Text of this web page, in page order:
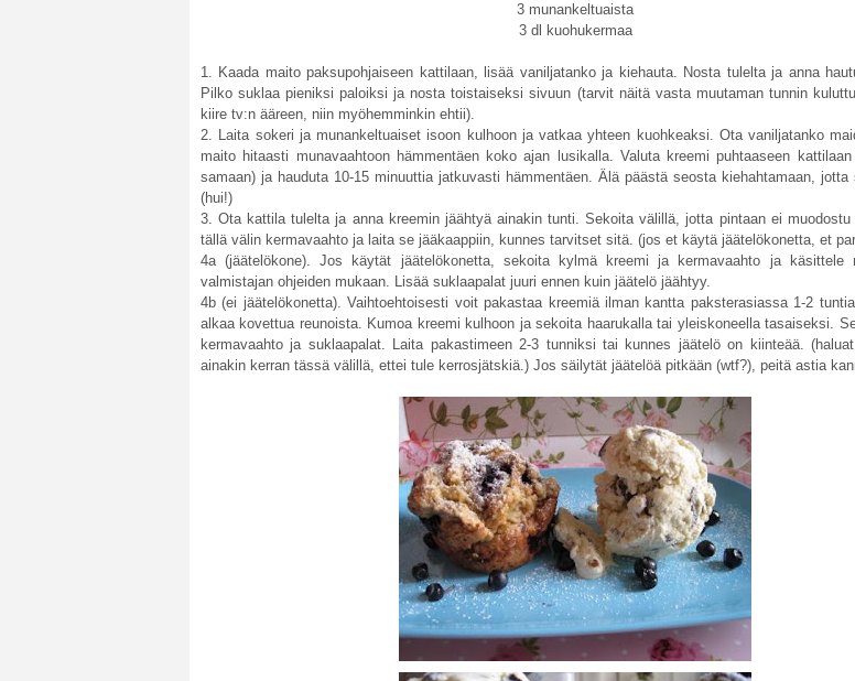
3 munankeltuaista
3 dl kuohukermaa
1. Kaada maito paksupohjaiseen kattilaan, lisää vaniljatanko ja kiehauta. Nosta tulelta ja anna
Pilko suklaa pieniksi paloiksi ja nosta toistaiseksi sivuun (tarvit näitä vasta muutaman tunnin
kiire tv:n ääreen, niin myöhemminkin ehtii).
2. Laita sokeri ja munankeltuaiset isoon kulhoon ja vatkaa yhteen kuohkeaksi. Ota vaniljatanko
maito hitaasti munavaahtoon hämmentäen koko ajan lusikalla. Valuta kreemi puhtaaseen
samaan) ja hauduta 10-15 minuuttia jatkuvasti hämmentäen. Älä päästä seosta kiehahtamaan, jotta
(hui!)
3. Ota kattila tulelta ja anna kreemin jäähtyä ainakin tunti. Sekoita välillä, jotta pintaan ei muodostu
tällä välin kermavaahto ja laita se jääkaappiin, kunnes tarvitset sitä. (jos et käytä jäätelökonetta, et
4a (jäätelökone). Jos käytät jäätelökonetta, sekoita kylmä kreemi ja kermavaahto ja käsittele
valmistajan ohjeiden mukaan. Lisää suklaapalat juuri ennen kuin jäätelö jäähtyy.
4b (ei jäätelökonetta). Vaihtoehtoisesti voit pakastaa kreemiä ilman kantta paksterasiassa 1-2
alkaa kovettua reunoista. Kumoa kreemi kulhoon ja sekoita haarukalla tai yleiskoneella tasaiseksi.
kermavaahto ja suklaapalat. Laita pakastimeen 2-3 tunniksi tai kunnes jäätelö on kiinteää.
ainakin kerran tässä välillä, ettei tule kerrosjätskiä.) Jos säilytät jäätelöä pitkään (wtf?), peitä astia